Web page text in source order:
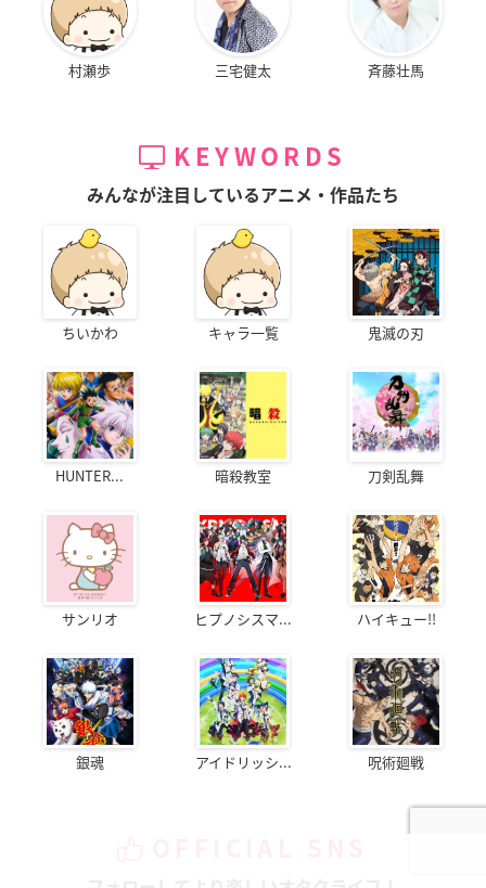
村瀬歩 三宅健太 斉藤壮馬
KEYWORDS
みんなが注目しているアニメ・作品たち
ちいかわ キャラ一覧 鬼滅の刃
HUNTER... 暗殺教室 刀剣乱舞
サンリオ ヒプノシスマ... ハイキュー!!
銀魂 アイドリッシ... 呪術廻戦